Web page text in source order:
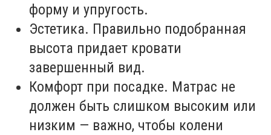
форму и упругость.
Эстетика. Правильно подобранная
высота придает кровати
завершенный вид.
Комфорт при посадке. Матрас не
должен быть слишком высоким или
низким — важно, чтобы колени